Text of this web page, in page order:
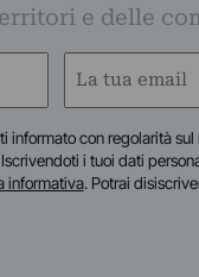
e delle
Email
informato con regolarità
i tuoi dati
informativa. Potrai